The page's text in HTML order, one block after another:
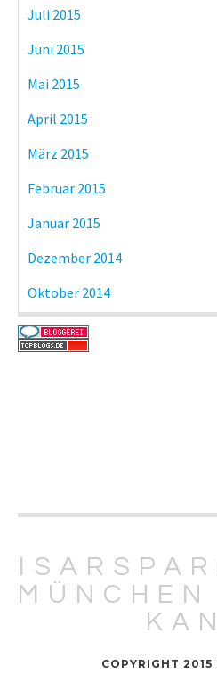
Juli 2015
Juni 2015
Mai 2015
April 2015
März 2015
Februar 2015
Januar 2015
Dezember 2014
Oktober 2014
MÜNCHEN
COPYRIGHT 2015